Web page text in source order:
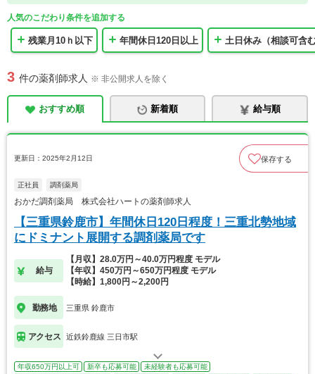
人気のこだわり条件を追加する
残業月10ｈ以下 年間休日120日以上 土日休み（相談可含
3 件の薬剤師求人 ※ 非公開求人を除く
おすすめ順 新着順 給与順
更新日：2025年2月12日 保存する
正社員 調剤薬局
おかだ調剤薬局 株式会社ハートの薬剤師求人
【三重県鈴鹿市】年間休日120日程度！三重北勢地域
にドミナント展開する調剤薬局です
給与
【月収】28.0万円～40.0万円程度 モデル
【年収】450万円～650万円程度 モデル
【時給】1,800円～2,200円
勤務地 三重県 鈴鹿市
アクセス 近鉄鈴鹿線 三日市駅
年収650万円以上可 新卒も応募可能
未経験者も応募可能